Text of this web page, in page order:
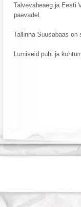
Talvevaheaeg ja Eesti
päevadel.
Tallinna Suusabaas on
Lumiseid pühi ja